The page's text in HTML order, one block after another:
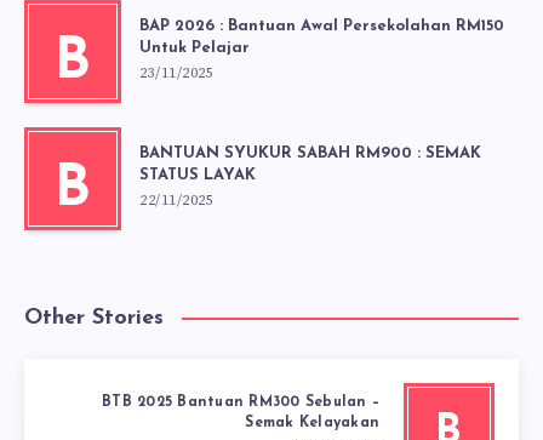
B
BAP 2026 : Bantuan Awal Persekolahan RM150
Untuk Pelajar
23/11/2025
B
BANTUAN SYUKUR SABAH RM900 : SEMAK
STATUS LAYAK
22/11/2025
Other Stories
BTB 2025 Bantuan RM300 Sebulan –
Semak Kelayakan